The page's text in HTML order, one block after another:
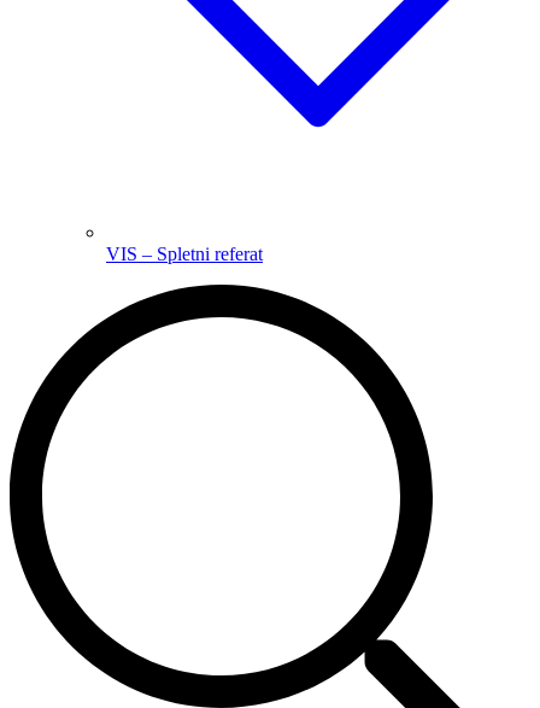
VIS – Spletni referat